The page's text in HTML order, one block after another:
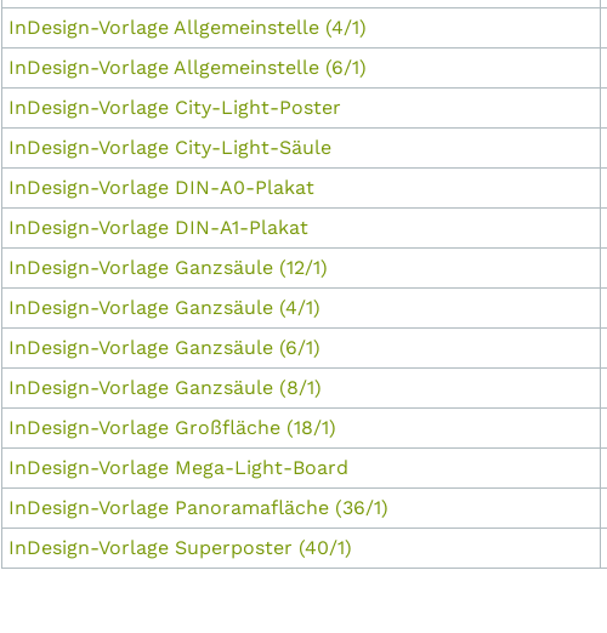
InDesign-Vorlage Allgemeinstelle (4/1)
InDesign-Vorlage Allgemeinstelle (6/1)
InDesign-Vorlage City-Light-Poster
InDesign-Vorlage City-Light-Säule
InDesign-Vorlage DIN-A0-Plakat
InDesign-Vorlage DIN-A1-Plakat
InDesign-Vorlage Ganzsäule (12/1)
InDesign-Vorlage Ganzsäule (4/1)
InDesign-Vorlage Ganzsäule (6/1)
InDesign-Vorlage Ganzsäule (8/1)
InDesign-Vorlage Großfläche (18/1)
InDesign-Vorlage Mega-Light-Board
InDesign-Vorlage Panoramafläche (36/1)
InDesign-Vorlage Superposter (40/1)